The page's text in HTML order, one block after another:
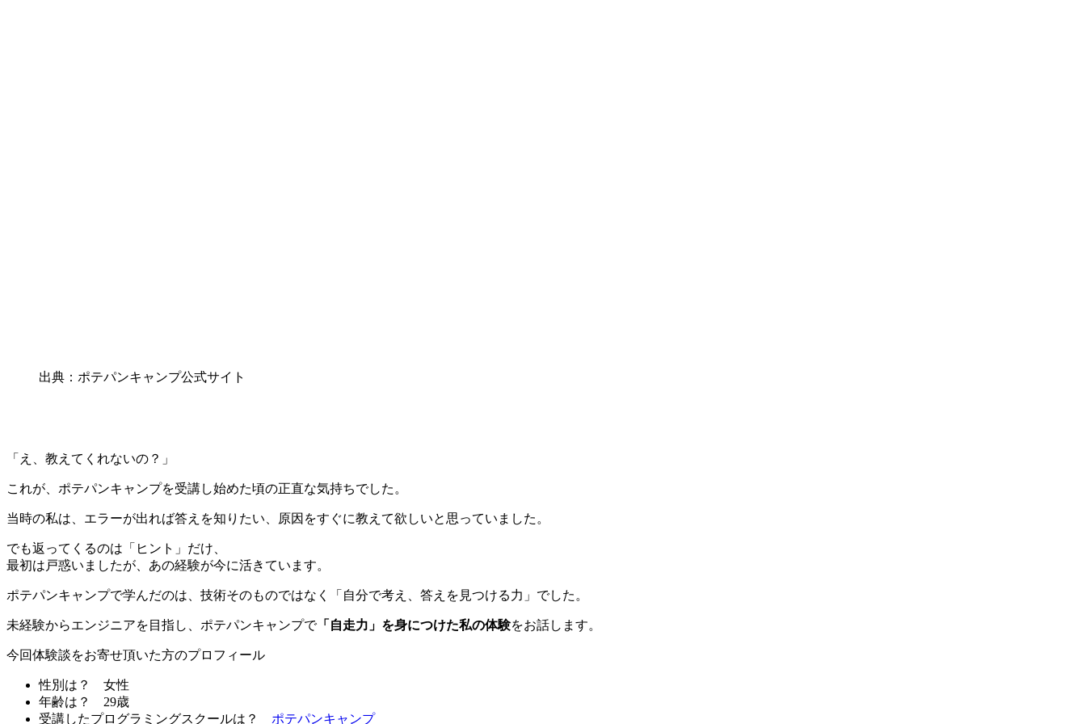
出典：ポテパンキャンプ公式サイト
「え、教えてくれないの？」
これが、ポテパンキャンプを受講し始めた頃の正直な気持ちでした。
当時の私は、エラーが出れば答えを知りたい、原因をすぐに教えて欲しいと思っていました。
でも返ってくるのは「ヒント」だけ、
最初は戸惑いましたが、あの経験が今に活きています。
ポテパンキャンプで学んだのは、技術そのものではなく「自分で考え、答えを見つける力」でした。
未経験からエンジニアを目指し、ポテパンキャンプで「自走力」を身につけた私の体験をお話します。
今回体験談をお寄せ頂いた方のプロフィール
性別は？ 女性
年齢は？ 29歳
受講したプログラミングスクールは？ ポテパンキャンプ